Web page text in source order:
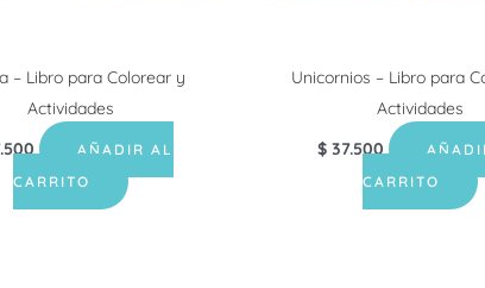
– Libro para Colorear y
Actividades
AÑADIR AL
CARRITO
Unicornios – Libro para
Actividades
$37.500
CARRITO